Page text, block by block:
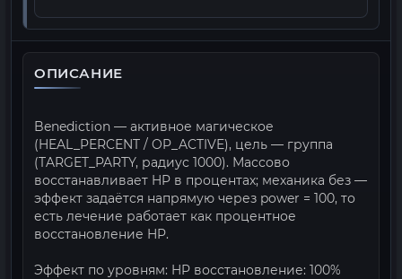
ОПИСАНИЕ
Benediction — активное магическое
(HEAL_PERCENT / OP_ACTIVE), цель — группа
(TARGET_PARTY, радиус 1000). Массово
восстанавливает HP в процентах; механика без —
эффект задаётся напрямую через power = 100, то
есть лечение работает как процентное
восстановление HP.
Эффект по уровням: HP восстановление: 100%